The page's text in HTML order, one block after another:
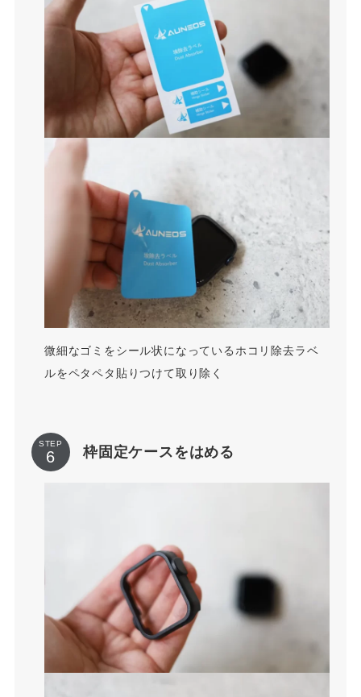
微細なゴミをシール状になっているホコリ除去ラベ
ルをペタペタ貼りつけて取り除く
STEP
枠固定ケースをはめる